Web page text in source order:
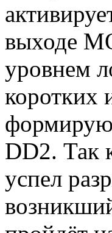
выходе
уровнем
коротких
DD2. Так
успел